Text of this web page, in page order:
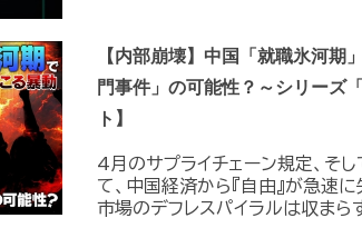
【内部崩壊】中国「就職氷河期
門事件」の可能性？～シリーズ
ト】
4月のサプライチェーン規定、そ
て、中国経済から『自由』が急速
市場のデフレスパイラルは収まら